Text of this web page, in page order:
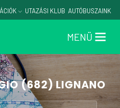
UTAZÁSI KLUB AUTÓBUSZAINK
MENÜ
(682) LIGNANO